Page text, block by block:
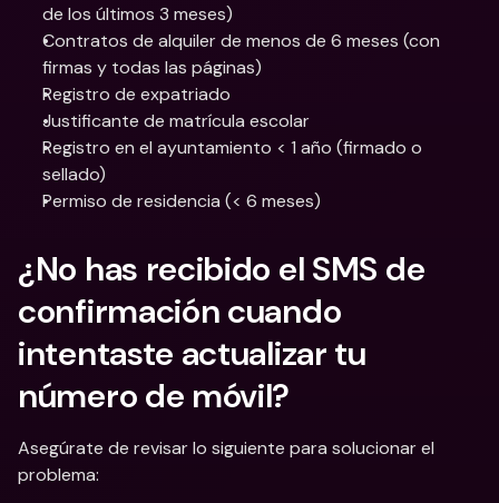
de los últimos 3 meses)
Contratos de alquiler de menos de 6 meses (con
firmas y todas las páginas)
Registro de expatriado
Justificante de matrícula escolar
Registro en el ayuntamiento < 1 año (firmado o
sellado)
Permiso de residencia (< 6 meses)
¿No has recibido el SMS de
confirmación cuando
intentaste actualizar tu
número de móvil?
Asegúrate de revisar lo siguiente para solucionar el
problema: